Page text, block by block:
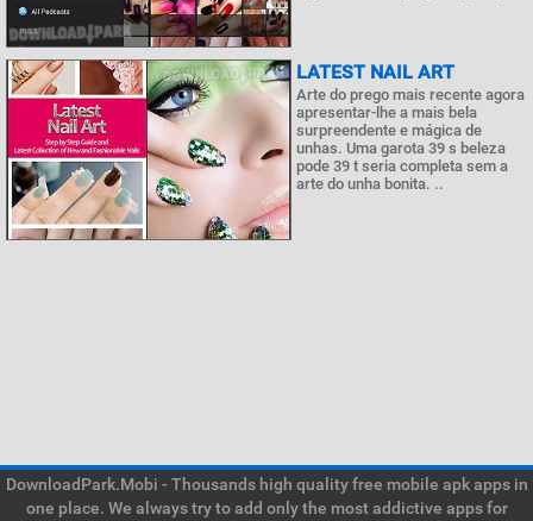
LATEST NAIL ART
Arte do prego mais recente agora
apresentar-lhe a mais bela
surpreendente e mágica de
unhas. Uma garota 39 s beleza
pode 39 t seria completa sem a
arte do unha bonita. ..
DownloadPark.Mobi - Thousands high quality free mobile apk apps in
one place. We always try to add only the most addictive apps for